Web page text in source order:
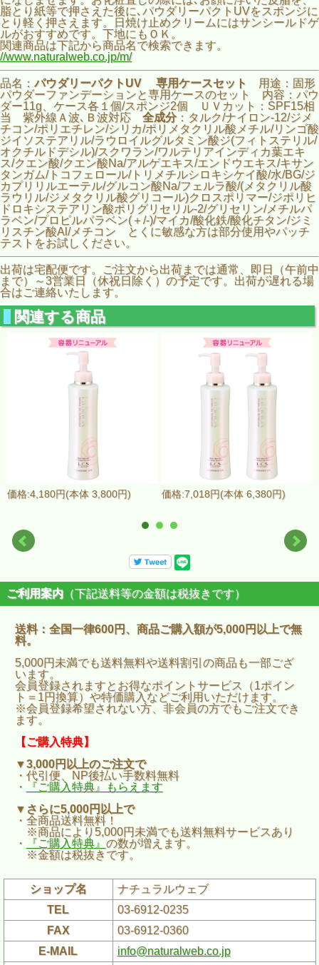
脂とり紙等で押さえた後に､パウダリーパクトUVをスポンジに
とり軽く押さえます。日焼け止めクリームにはサンシールドゲ
ルがおすすめです。下地にもＯＫ。
関連商品は下記から商品名で検索できます。
//www.naturalweb.co.jp/m/
品名： パウダリーパクトUV 専用ケースセット
用途：固形
パウダーファンデーションと専用ケースのセット 内容：パウ
ダー11g、ケース各１個/スポンジ2個 ＵＶカット：SPF15相
当 紫外線Ａ波､Ｂ波対応 全成分：タルク/ナイロン-12/ジメ
チコン/ポリエチレン/シリカ/ポリメタクリル酸メチル/リンゴ酸
ジイソステアリル/ラウロイルグルタミン酸ジ(フィトステリル/
オクチルドデシル)/スクワラン/ワルテリアインディカ葉エキ
ス/クエン酸/クエン酸Na/アルゲエキス/エンドウエキス/キサン
タンガム/トコフェロール/トリメチルシロキシケイ酸/水/BG/ジ
カプリリルエーテル/グルコン酸Na/フェルラ酸/(メタクリル酸
ラウリル/ジメタクリル酸グリコール)クロスポリマー/ジポリヒ
ドロキシステアリン酸ポリグリセリル-2/グリセリン/メチルパ
ラベン/プロピルパラベン(＋/-)/マイカ/酸化鉄/酸化チタン/ジミ
リスチン酸Al/メチコン とくに敏感な方は部分使用やパッチ
テストをお試しください。
出荷は宅配便です。ご注文から出荷までは通常、即日（午前中
まで）～3営業日（休祝日除く）の予定です。出荷が遅れる場
合はご連絡いたします。
関連する商品
価格:4,180円(本体 3,800円) 価格:7,018円(本体 6,380円)
ご利用案内 （下記送料等の金額は税抜きです）
送料：全国一律600円、商品ご購入額が5,000円以上で無
料。
5,000円未満でも送料無料や送料割引の商品も一部ござ
います。
会員登録されますとお得なポイントサービス（1ポイン
ト＝1円換算）や特価購入などご利用いただけます。
※会員登録希望されない方、非会員の方でもご注文でき
ます。
【ご購入特典】
▼3,000円以上のご注文で
・代引便、NP後払い手数料無料
・
『ご購入特典』もらえます
▼さらに5,000円以上で
・全商品送料無料！
※商品により5,000円未満でも送料無料サービスあり
・
『ご購入特典』 の数が増えます。
※金額は税抜きです。
ショップ名
ナチュラルウェブ
TEL
03-6912-0235
FAX
03-6912-0360
E-MAIL
info@naturalweb.co.jp